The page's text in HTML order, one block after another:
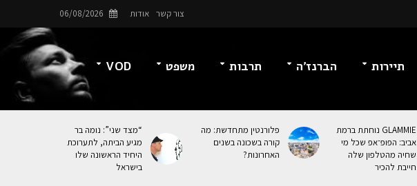
צור קשר אודות 06/08/2026
תיירות הברנז’ה תרבות משפט VOD
GLAMMIE נוחתת ברמת
אביב: הפופ־אפ שכל מי
שחיה מהטלפון שלה
חייבת להכיר
פלורנטין מתחדשת: מה
קורה בשכונה בשנים
האחרונות?
“מצד שני”: נומה בר
מגיע הביתה, לתערוכת
היחיד הראשונה שלו
בישראל